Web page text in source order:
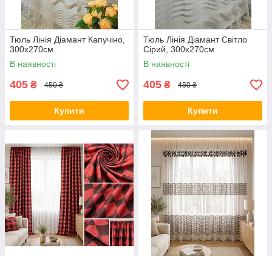
Тюль Лінія Діамант Капучіно,
300х270см
В наявності
405 ₴ 450 ₴
Купити
Тюль Лінія Діамант Світло
Сірий, 300х270см
В наявності
405 ₴ 450 ₴
Купити